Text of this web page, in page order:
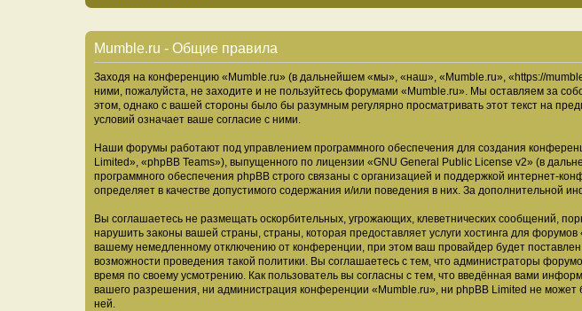
Mumble.ru - Общие правила
Заходя на конференцию «Mumble.ru» (в дальнейшем «мы», «наш», «Mumble.ru», «https://
ними, пожалуйста, не заходите и не пользуйтесь форумами «Mumble.ru». Мы оставляем за
этом, однако с вашей стороны было бы разумным регулярно просматривать этот текст на
условий означает ваше согласие с ними.
Наши форумы работают под управлением программного обеспечения для создания
Limited», «phpBB Teams»), выпущенного по лицензии «GNU General Public License v2» (в
программного обеспечения phpBB строго связаны с организацией и поддержкой интернет-
определяет в качестве допустимого содержания и/или поведения в них. За дополнительной
Вы соглашаетесь не размещать оскорбительных, угрожающих, клеветнических сообщений,
нарушить законы вашей страны, страны, которая предоставляет услуги хостинга для
вашему немедленному отключению от конференции, при этом ваш провайдер будет
возможности проведения такой политики. Вы соглашаетесь с тем, что администраторы
время по своему усмотрению. Как пользователь вы согласны с тем, что введённая вами
вашего разрешения, ни администрация конференции «Mumble.ru», ни phpBB Limited не может
ней.